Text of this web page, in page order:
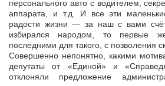
персонального авто с водителем,
аппарата, и т.д. И все эти
радости жизни — за наш с вами
избирался народом, то первые
последними для такого, с позволения
Совершенно непонятно, какими
депутаты от «Единой» и
отклоняли предложение